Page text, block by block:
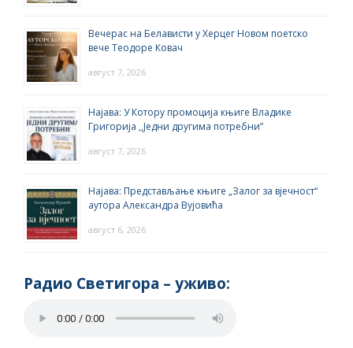
Вечерас на Белависти у Херцег Новом поетско
вече Теодоре Ковач
август 7, 2026
Најава: У Котору промоција књиге Владике
Григорија ,,Једни другима потребни”
август 7, 2026
Најава: Представљање књиге „Залог за вјечност“
аутора Александра Вујовића
август 6, 2026
Радио Светигора – yживо: